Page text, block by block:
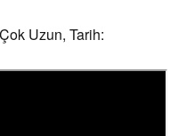
Uzun, Tarih: